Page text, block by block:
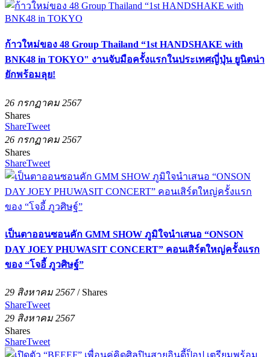
ก้าวใหม่ของ 48 Group Thailand “1st HANDSHAKE with
BNK48 in TOKYO" งานจับมือครั้งแรกในประเทศญี่ปุ่น ยูนิตน่า
ยักพร้อมลุย!
26 กรกฏาคม 2567
Shares
ShareTweet
26 กรกฏาคม 2567
Shares
ShareTweet
เป็นตาออนซอนคัก GMM SHOW ภูมิใจนำเสนอ “ONSON
DAY JOEY PHUWASIT CONCERT” คอนเสิร์ตใหญ่ครั้งแรก
ของ “โจอี้ ภูวศิษฐ์”
29 สิงหาคม 2567/ Shares
ShareTweet
29 สิงหาคม 2567
Shares
ShareTweet